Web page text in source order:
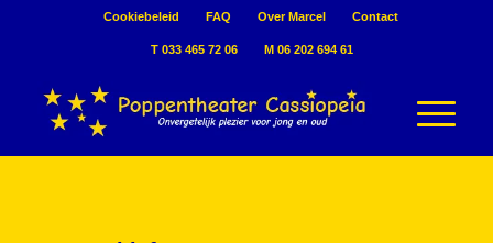
Cookiebeleid FAQ Over Marcel Contact
T 033 465 72 06 M 06 202 694 61